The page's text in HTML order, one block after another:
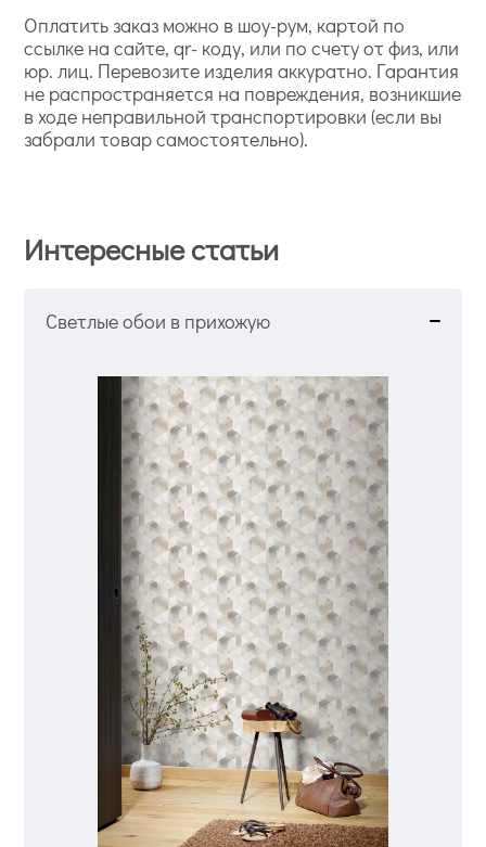
Оплатить заказ можно в шоу-рум, картой по
ссылке на сайте, qr- коду, или по счету от физ, или
юр. лиц. Перевозите изделия аккуратно. Гарантия
не распространяется на повреждения, возникшие
в ходе неправильной транспортировки (если вы
забрали товар самостоятельно).
Интересные статьи
Светлые обои в прихожую